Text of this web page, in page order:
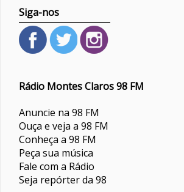
Siga-nos
Rádio Montes Claros 98 FM
Anuncie na 98 FM
Ouça e veja a 98 FM
Conheça a 98 FM
Peça sua música
Fale com a Rádio
Seja repórter da 98